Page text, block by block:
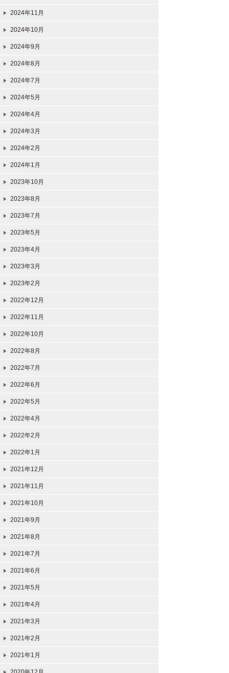
2024年11月
2024年10月
2024年9月
2024年8月
2024年7月
2024年5月
2024年4月
2024年3月
2024年2月
2024年1月
2023年10月
2023年8月
2023年7月
2023年5月
2023年4月
2023年3月
2023年2月
2022年12月
2022年11月
2022年10月
2022年8月
2022年7月
2022年6月
2022年5月
2022年4月
2022年2月
2022年1月
2021年12月
2021年11月
2021年10月
2021年9月
2021年8月
2021年7月
2021年6月
2021年5月
2021年4月
2021年3月
2021年2月
2021年1月